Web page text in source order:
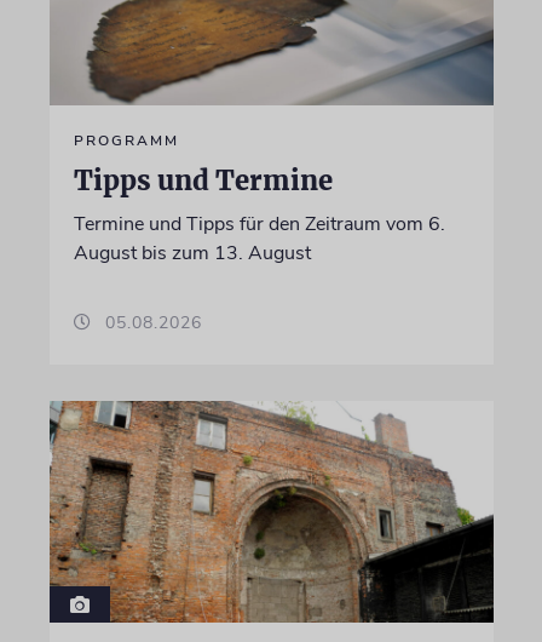
PROGRAMM
Tipps und Termine
Termine und Tipps für den Zeitraum vom 6.
August bis zum 13. August
05.08.2026